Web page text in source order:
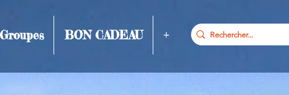
Groupes BON CADEAU +